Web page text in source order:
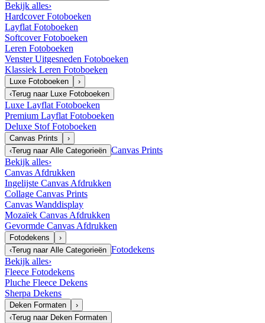
Bekijk alles›
Hardcover Fotoboeken
Layflat Fotoboeken
Softcover Fotoboeken
Leren Fotoboeken
Venster Uitgesneden Fotoboeken
Klassiek Leren Fotoboeken
Luxe Fotoboeken
›
‹Terug naar Luxe Fotoboeken
Luxe Layflat Fotoboeken
Premium Layflat Fotoboeken
Deluxe Stof Fotoboeken
Canvas Prints
›
‹Terug naar Alle Categorieën Canvas Prints
Bekijk alles›
Canvas Afdrukken
Ingelijste Canvas Afdrukken
Collage Canvas Prints
Canvas Wanddisplay
Mozaïek Canvas Afdrukken
Gevormde Canvas Afdrukken
Fotodekens
›
‹Terug naar Alle Categorieën Fotodekens
Bekijk alles›
Fleece Fotodekens
Pluche Fleece Dekens
Sherpa Dekens
Deken Formaten
›
‹Terug naar Deken Formaten